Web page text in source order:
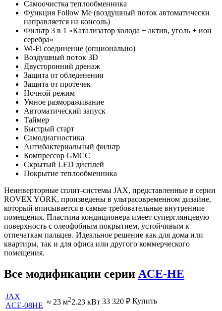
Самоочистка теплообменника
Функция Follow Me (воздушный поток автоматически
направляется на консоль)
Фильтр 3 в 1 «Катализатор холода + актив, уголь + ион
серебра»
Wi-Fi соединение (опционально)
Воздушный поток 3D
Двусторонний дренаж
Защита от обледенения
Защита от протечек
Ночной режим
Умное размораживание
Автоматический запуск
Таймер
Быстрый старт
Самодиагностика
Антибактериальный фильтр
Компрессор GMCC
Скрытый LED дисплей
Покрытие теплообменника
Неинверторные сплит-системы JAX, представленные в серии
ROVEX YORK, произведены в ультрасовременном дизайне,
который вписывается в самые требовательные внутренние
помещения. Пластина кондиционера имеет суперглянцевую
поверхность с олеофобным покрытием, устойчивым к
отпечаткам пальцев. Идеальное решение как для дома или
квартиры, так и для офиса или другого коммерческого
помещения.
Все модификации серии ACE-HE
JAX
ACE-08HE ≈ 23 м22.23 кВт 33 320 ₽ Купить